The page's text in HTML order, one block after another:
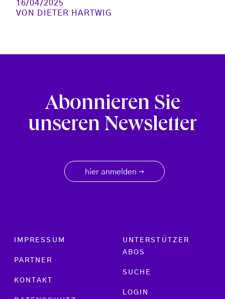
16/04/2025
VON
DIETER HARTWIG
Abonnieren Sie
unseren Newsletter
hier anmelden →
Footer menu
IMPRESSUM
PARTNER
KONTAKT
UNTERSTÜTZER
ABOS
SUCHE
LOGIN